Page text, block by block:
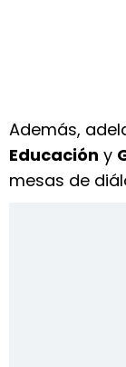
Además,
Educación y
mesas de